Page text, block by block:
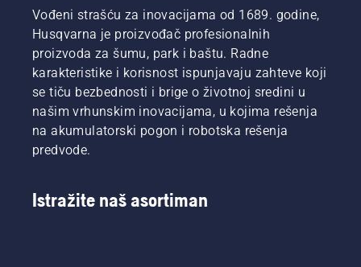
Vođeni strašću za inovacijama od 1689. godine,
Husqvarna je proizvođač profesionalnih
proizvoda za šumu, park i baštu. Radne
karakteristike i korisnost ispunjavaju zahteve koji
se tiču bezbednosti i brige o životnoj sredini u
našim vrhunskim inovacijama, u kojima rešenja
na akumulatorski pogon i robotska rešenja
predvode.
Istražite naš asortiman